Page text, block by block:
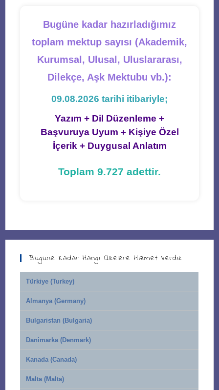
Bugüne kadar hazırladığımız
toplam mektup sayısı (Akademik,
Kurumsal, Ulusal, Uluslararası,
Dilekçe, Aşk Mektubu vb.):
09.08.2026 tarihi itibariyle;
Yazım + Dil Düzenleme +
Başvuruya Uyum + Kişiye Özel
İçerik + Duygusal Anlatım
Toplam 9.727 adettir.
Bugüne Kadar Hangi Ülkelere Hizmet Verdik
Türkiye (Turkey)
Almanya (Germany)
Bulgaristan (Bulgaria)
Danimarka (Denmark)
Kanada (Canada)
Malta (Malta)